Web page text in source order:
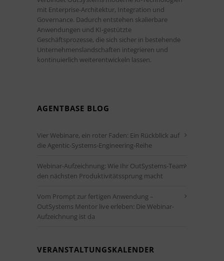
mit Enterprise-Architektur, Integration und
Governance. Dadurch entstehen skalierbare
Anwendungen und KI-gestützte
Geschäftsprozesse, die sich sicher in bestehende
Unternehmenslandschaften integrieren und
kontinuierlich weiterentwickeln lassen.
AGENTBASE BLOG
Vier Webinare, ein roter Faden: Ein Rückblick auf
die Agentic-Systems-Engineering-Reihe
Webinar-Aufzeichnung: Wie Ihr OutSystems-Team
den nächsten Produktivitätssprung macht
Vom Prompt zur fertigen Anwendung –
OutSystems Mentor live erleben: Die Webinar-
Aufzeichnung ist da
VERANSTALTUNGSKALENDER